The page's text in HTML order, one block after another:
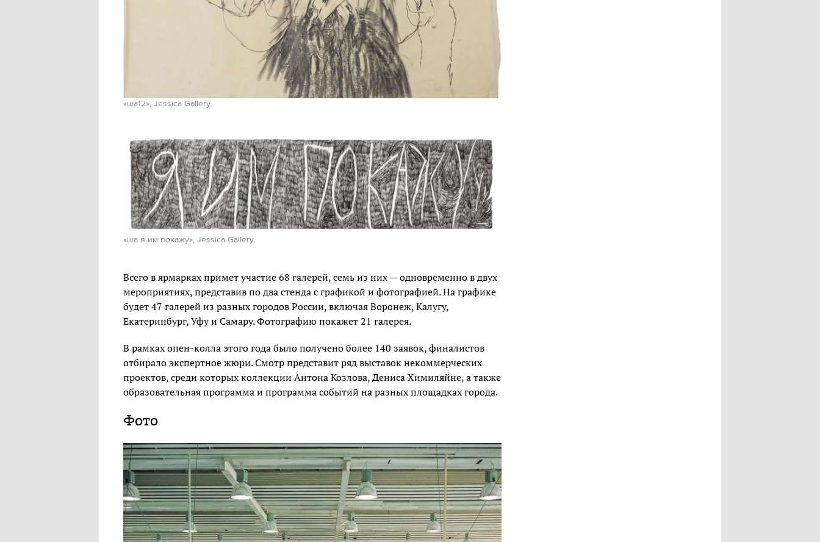
«ша12», Jessica Gallery.
«ша я им покажу», Jessica Gallery.
Всего в ярмарках примет участие 68 галерей, семь из них — одновременно в двух
мероприятиях, представив по два стенда с графикой и фотографией. На графике
будет 47 галерей из разных городов России, включая Воронеж, Калугу,
Екатеринбург, Уфу и Самару. Фотографию покажет 21 галерея.
В рамках опен-колла этого года было получено более 140 заявок, финалистов
отбирало экспертное жюри. Смотр представит ряд выставок некоммерческих
проектов, среди которых коллекции Антона Козлова, Дениса Химиляйне, а также
образовательная программа и программа событий на разных площадках города.
Фото